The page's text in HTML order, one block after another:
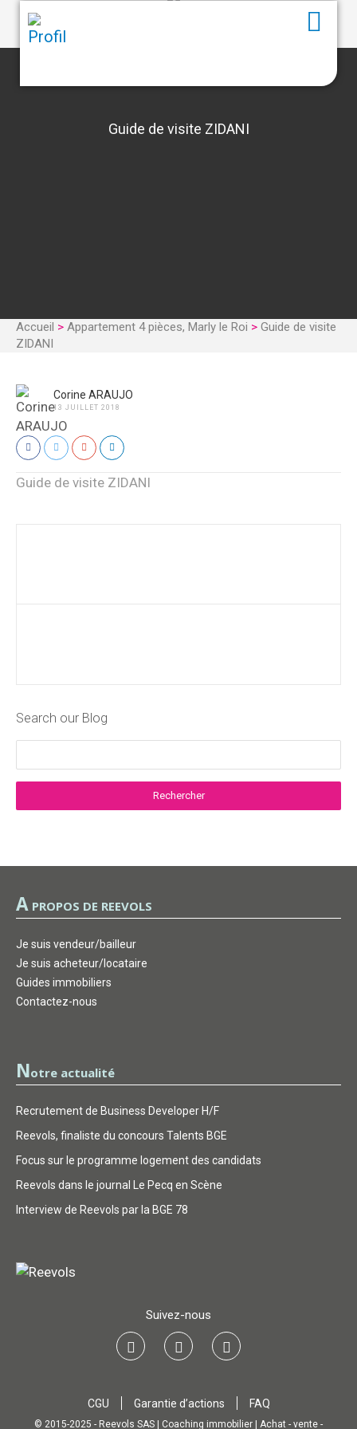
Guide de visite ZIDANI
Accueil > Appartement 4 pièces, Marly le Roi > Guide de visite
ZIDANI
Corine ARAUJO
13 JUILLET 2018
Guide de visite ZIDANI
Search our Blog
A PROPOS DE REEVOLS
Je suis vendeur/bailleur
Je suis acheteur/locataire
Guides immobiliers
Contactez-nous
Notre actualité
Recrutement de Business Developer H/F
Reevols, finaliste du concours Talents BGE
Focus sur le programme logement des candidats
Reevols dans le journal Le Pecq en Scène
Interview de Reevols par la BGE 78
Suivez-nous
CGU Garantie d’actions FAQ
© 2015-2025 - Reevols SAS | Coaching immobilier | Achat - vente -